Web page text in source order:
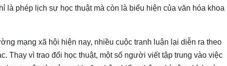
là phép lịch sự học thuật mà còn là biểu hiện của văn hóa khoa
mạng xã hội hiện nay, nhiều cuộc tranh luận lại diễn ra theo
Thay vì trao đổi học thuật, một số người viết tập trung vào việc